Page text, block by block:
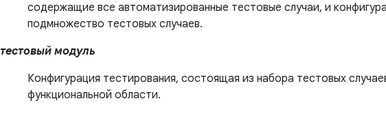
содержащие все автоматизированные тестовые случаи, и
подмножество тестовых случаев.
тестовый модуль
Конфигурация тестирования, состоящая из набора тестовых
функциональной области.